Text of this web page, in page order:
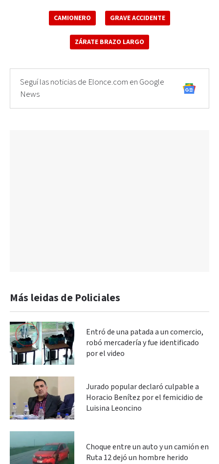
CAMIONERO GRAVE ACCIDENTE
ZÁRATE BRAZO LARGO
Seguí las noticias de Elonce.com en Google
News
Más leidas de Policiales
Entró de una patada a un comercio,
robó mercadería y fue identificado
por el video
Jurado popular declaró culpable a
Horacio Benítez por el femicidio de
Luisina Leoncino
Choque entre un auto y un camión en
Ruta 12 dejó un hombre herido